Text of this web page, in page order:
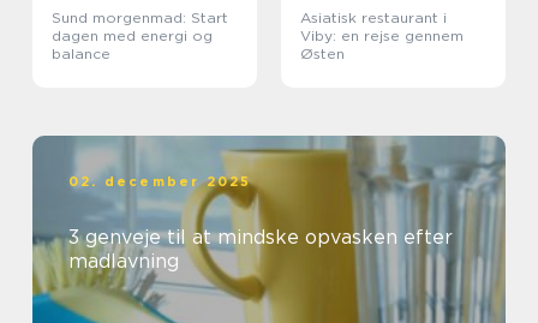
Sund morgenmad: Start
dagen med energi og
balance
Asiatisk restaurant i
Viby: en rejse gennem
Østen
02. december 2025
3 genveje til at mindske opvasken efter
madlavning